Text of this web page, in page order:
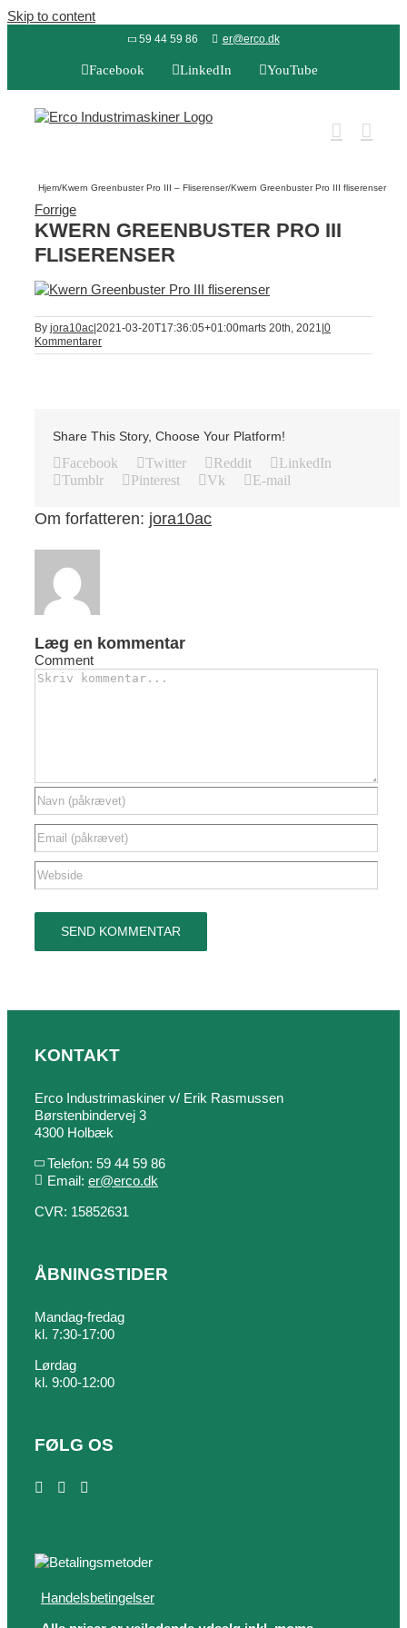
Skip to content
59 44 59 86 er@erco.dk
Facebook LinkedIn YouTube
Hjem/Kwern Greenbuster Pro III – Fliserenser/Kwern Greenbuster Pro III fliserenser
Forrige
KWERN GREENBUSTER PRO III
FLISERENSER
By jora10ac 2021-03-20T17:36:05+01:00marts 20th, 2021 0
Kommentarer
Share This Story, Choose Your Platform!
Facebook Twitter Reddit
LinkedIn
Tumblr
Pinterest Vk E-mail
Om forfatteren: jora10ac
Læg en kommentar
Comment
KONTAKT
Erco Industrimaskiner v/ Erik Rasmussen
Børstenbindervej 3
4300 Holbæk
Telefon: 59 44 59 86
Email: er@erco.dk
CVR: 15852631
ÅBNINGSTIDER
Mandag-fredag
kl. 7:30-17:00
Lørdag
kl. 9:00-12:00
FØLG OS
Handelsbetingelser